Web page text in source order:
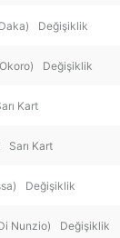
Değişiklik
Değişiklik
Kart
Sarı Kart
Değişiklik
Nunzio) Değişiklik